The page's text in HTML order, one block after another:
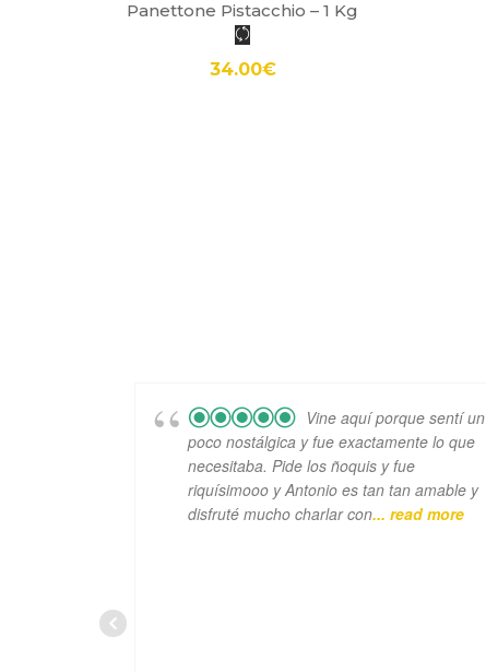
Panettone Pistacchio – 1 Kg
34.00€
Vine aquí porque sentí un
poco nostálgica y fue exactamente lo que
necesitaba. Pide los ñoquis y fue
riquísimooo y Antonio es tan tan amable y
disfruté mucho charlar con... read more